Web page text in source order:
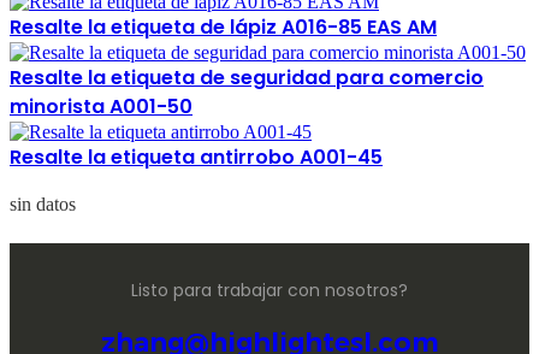
Resalte la etiqueta de lápiz A016-85 EAS AM
Resalte la etiqueta de seguridad para comercio
minorista A001-50
Resalte la etiqueta antirrobo A001-45
sin datos
Listo para trabajar con nosotros?
zhang@highlightesl.com